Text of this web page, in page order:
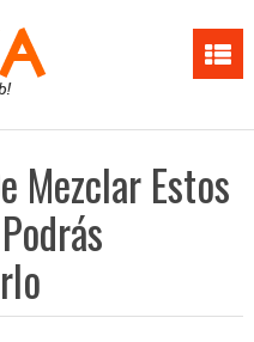
Mezclar Estos